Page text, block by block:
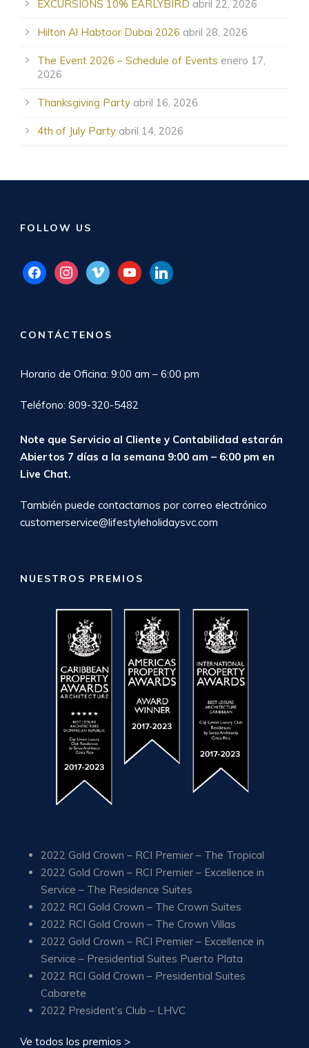
EXCURSIONS 10% EARLYBIRD abril 22, 2026
Hilton Al Habtoor Dubai 2026 abril 28, 2026
The Event 2026 – Schedule of Events enero 17,
2026
Thanksgiving Party abril 16, 2026
4th of July Party abril 14, 2026
FOLLOW US
facebookinstagram
vimeo youtubelinkedin
CONTÁCTENOS
Horario de Oficina: 9:00 am – 6:00 pm
Teléfono: 809-320-5482
Note que Servicio al Cliente y Contabilidad estarán
Abiertos 7 días a la semana 9:00 am – 6:00 pm en
Live Chat.
También puede contactarnos por correo electrónico
customerservice@lifestyleholidaysvc.com
NUESTROS PREMIOS
2022 Gold Crown – RCI Premier – The Tropical
2022 Gold Crown – RCI Premier – Excellence in
Service – The Residence Suites
2022 RCI Gold Crown – The Crown Suites
2022 RCI Gold Crown – The Crown Villas
2022 Gold Crown – RCI Premier – Excellence in
Service – Presidential Suites Puerto Plata
2022 RCI Gold Crown – Presidential Suites
Cabarete
2022 President’s Club – LHVC
Ve todos los premios >